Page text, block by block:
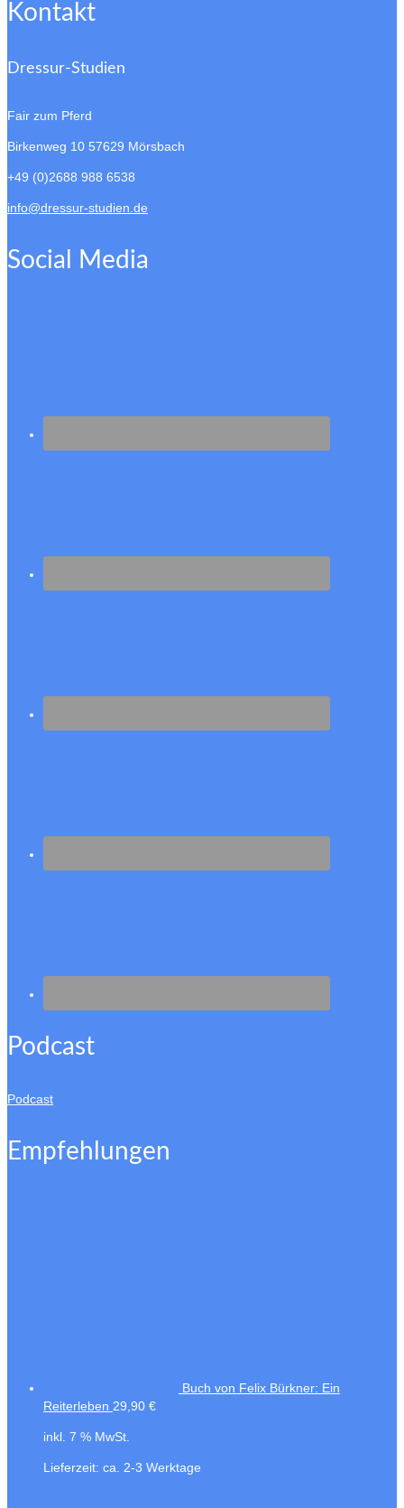
Kontakt
Dressur-Studien
Fair zum Pferd
Birkenweg 10 57629 Mörsbach
+49 (0)2688 988 6538
info@dressur-studien.de
Social Media
Podcast
Podcast
Empfehlungen
Buch von Felix Bürkner: Ein
Reiterleben 29,90 €
inkl. 7 % MwSt.
Lieferzeit: ca. 2-3 Werktage